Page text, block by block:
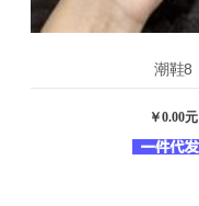
潮鞋8
￥0.00元